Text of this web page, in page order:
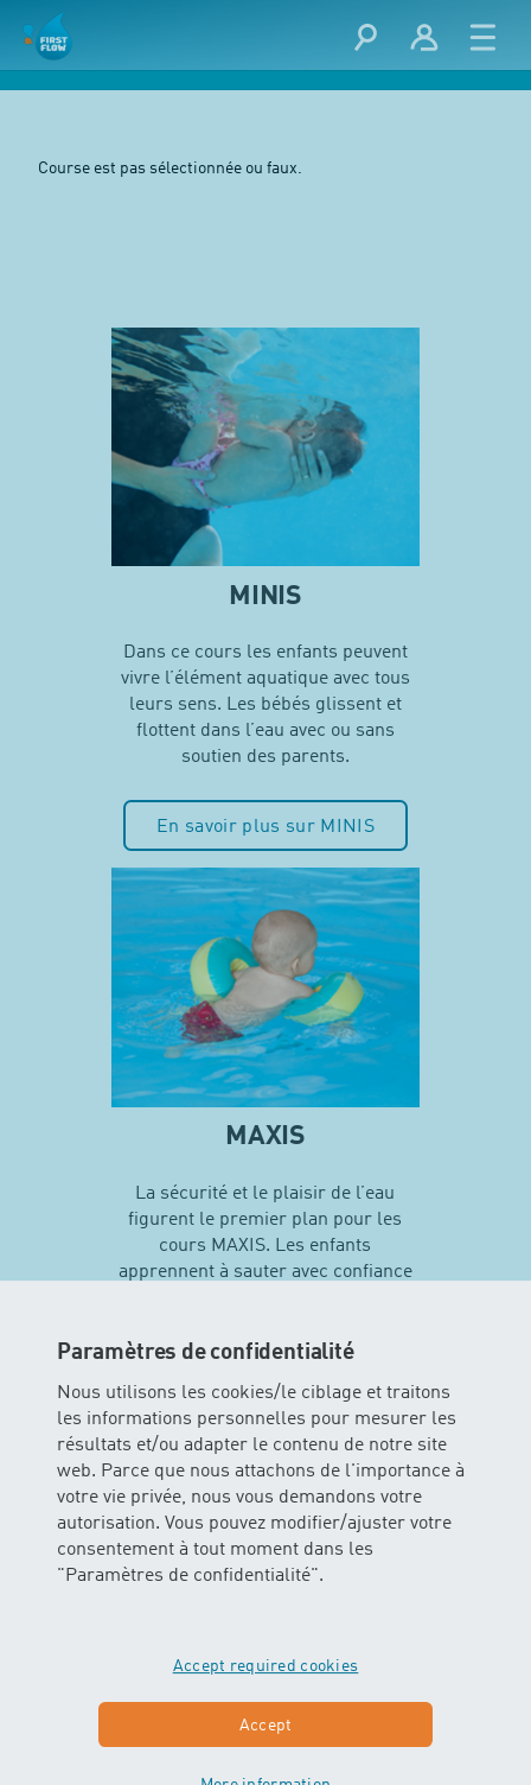
Paramètres de confidentialité
Nous utilisons les cookies/le ciblage et traitons
les informations personnelles pour mesurer les
résultats et/ou adapter le contenu de notre site
web. Parce que nous attachons de l'importance à
votre vie privée, nous vous demandons votre
autorisation. Vous pouvez modifier/ajuster votre
consentement à tout moment dans les
"Paramètres de confidentialité".
Accept required cookies
Accept
Course est pas sélectionnée ou faux.
MINIS
Dans ce cours les enfants peuvent
vivre l’élément aquatique avec tous
leurs sens. Les bébés glissent et
flottent dans l’eau avec ou sans
soutien des parents.
En savoir plus sur MINIS
MAXIS
La sécurité et le plaisir de l’eau
figurent le premier plan pour les
cours MAXIS. Les enfants
apprennent à sauter avec confiance
techniques de natation…
En savoir plus sur MAXIS
MASTERS